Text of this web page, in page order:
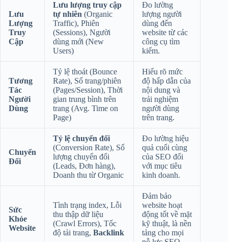
Lưu
Lượng
Truy
Cập
Lưu lượng truy cập
tự nhiên (Organic
Traffic), Phiên
(Sessions), Người
dùng mới (New
Users)
Đo lường
lượng người
dùng đến
website từ các
công cụ tìm
kiếm.
Tương
Tác
Người
Dùng
Tỷ lệ thoát (Bounce
Rate), Số trang/phiên
(Pages/Session), Thời
gian trung bình trên
trang (Avg. Time on
Page)
Hiểu rõ mức
độ hấp dẫn của
nội dung và
trải nghiệm
người dùng
trên trang.
Chuyển
Đổi
Tỷ lệ chuyển đổi
(Conversion Rate), Số
lượng chuyển đổi
(Leads, Đơn hàng),
Doanh thu từ Organic
Đo lường hiệu
quả cuối cùng
của SEO đối
với mục tiêu
kinh doanh.
Sức
Khỏe
Website
Tình trạng index, Lỗi
thu thập dữ liệu
(Crawl Errors), Tốc
độ tải trang, Backlink
Đảm bảo
website hoạt
động tốt về mặt
kỹ thuật, là nền
tảng cho mọi